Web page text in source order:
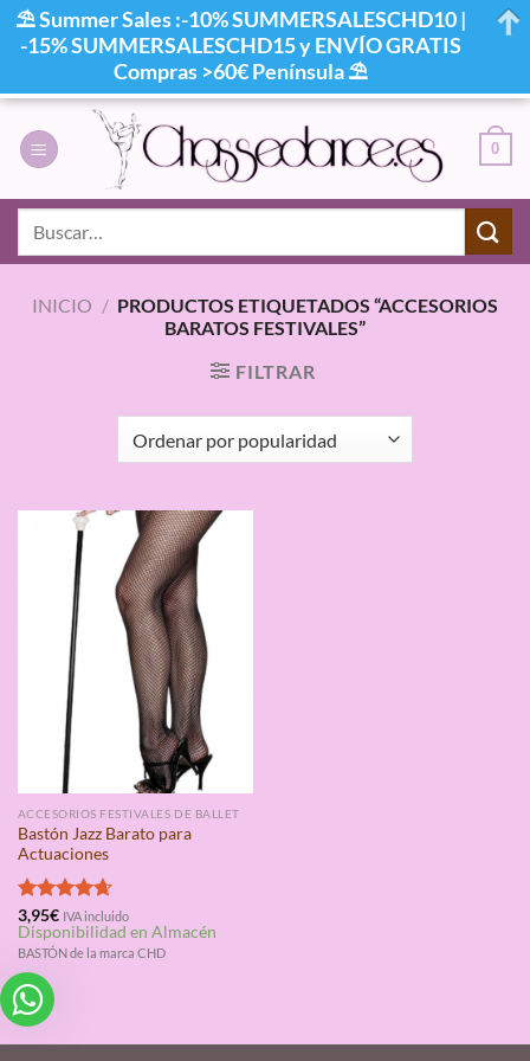
contenido
0
INICIO / PRODUCTOS ETIQUETADOS “ACCESORIOS
BARATOS FESTIVALES”
FILTRAR
ACCESORIOS FESTIVALES DE BALLET
Bastón Jazz Barato para
Actuaciones
Valorado
con4.67
de 5
3,95€ IVA incluido
Disponibilidad en Almacén
BASTÓN de la marca CHD
⛱ Summer Sales :-10% SUMMERSALESCHD10 |
-15% SUMMERSALESCHD15 y ENVÍO GRATIS
Compras >60€ Península ⛱